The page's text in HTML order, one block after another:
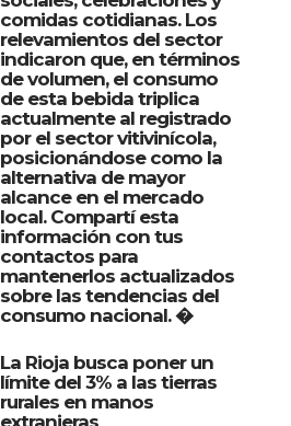
comidas cotidianas. Los
relevamientos del sector
indicaron que, en términos
de volumen, el consumo
de esta bebida triplica
actualmente al registrado
por el sector vitivinícola,
posicionándose como la
alternativa de mayor
alcance en el mercado
local. Compartí esta
información con tus
contactos para
mantenerlos actualizados
sobre las tendencias del
consumo nacional. �
La Rioja busca poner un
límite del 3% a las tierras
rurales en manos